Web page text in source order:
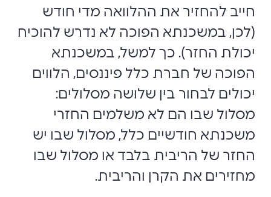
חייב להחזיר את ההלוואה מדי חודש
(לכן, במשכנתא הפוכה לא נדרש להוכיח
יכולת החזר). כך למשל, במשכנתא
הפוכה של חברת כלל פיננסים, הלווים
יכולים לבחור בין שלושה מסלולים:
מסלול שבו הם לא משלמים החזרי
משכנתא חודשיים כלל, מסלול שבו יש
החזר של הריבית בלבד או מסלול שבו
מחזירים את הקרן והריבית.